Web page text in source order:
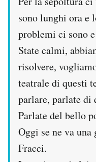
sono lunghi ora e
problemi ci sono
State calmi,
risolvere,
teatrale di questi
parlare, parlate di
Parlate del bello
Oggi se ne va
Fracci.